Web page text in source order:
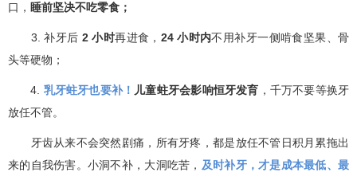
口， 睡前坚决不吃零食；
3. 补牙后 2 小时再进食， 24 小时内不用补牙一侧啃食坚果、骨
头等硬物；
4. 乳牙蛀牙也要补！ 儿童蛀牙会影响恒牙发育 ，千万不要等换牙
放任不管。
牙齿从来不会突然剧痛，所有牙疼，都是放任不管日积月累拖出
来的自我伤害。小洞不补，大洞吃苦， 及时补牙，才是成本最低、最